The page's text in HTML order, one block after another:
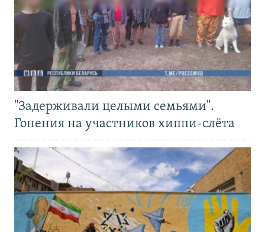
"Задерживали целыми семьями".
Гонения на участников хиппи-слёта